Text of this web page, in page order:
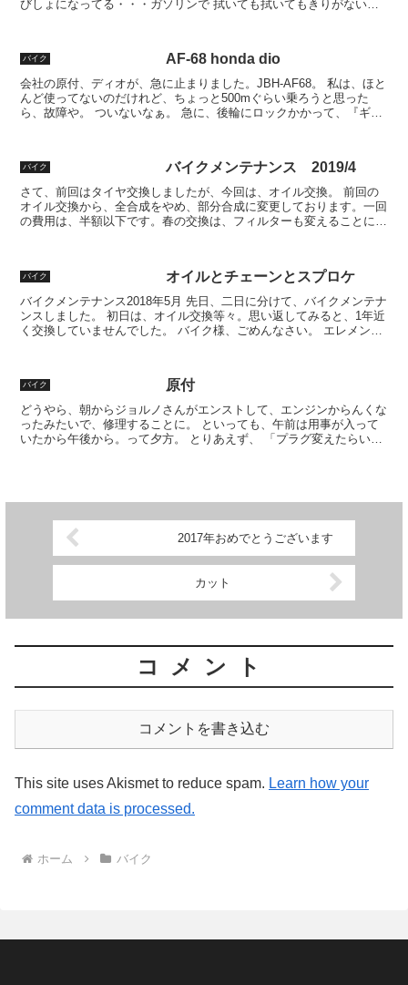
びしょになってる・・・ガソリンで 拭いても拭いてもきりがない
バイク AF-68 honda dio
会社の原付、ディオが、急に止まりました。JBH-AF68。 私は、ほと
んど使ってないのだけれど、ちょっと500mぐらい乗ろうと思った
ら、故障や。 ついないなぁ。 急に、後輪にロックかかって、『ギュ
バイク バイクメンテナンス 2019/4
さて、前回はタイヤ交換しましたが、今回は、オイル交換。 前回の
オイル交換から、全合成をやめ、部分合成に変更しております。一回
の費用は、半額以下です。春の交換は、フィルターも変えることにし
バイク オイルとチェーンとスプロケ
バイクメンテナンス2018年5月 先日、二日に分けて、バイクメンテナ
ンスしました。 初日は、オイル交換等々。思い返してみると、1年近
く交換していませんでした。 バイク様、ごめんなさい。 エレメント
バイク 原付
どうやら、朝からジョルノさんがエンストして、エンジンからんくな
ったみたいで、修理することに。 といっても、午前は用事が入って
いたから午後から。って夕方。 とりあえず、 「プラグ変えたらいけ
2017年おめでとうございます
カット
コメント
コメントを書き込む
This site uses Akismet to reduce spam. Learn how your
comment data is processed.
ホーム バイク